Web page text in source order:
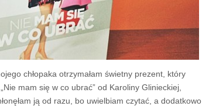
chłopaka otrzymałam świetny prezent, który
mam się w co ubrać” od Karoliny Glinieckiej,
ją od razu, bo uwielbiam czytać, a dodatkowo